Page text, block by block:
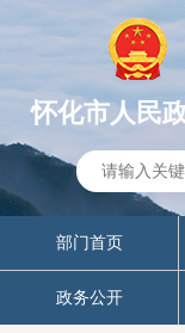
怀化市人民
部门首页
政务公开